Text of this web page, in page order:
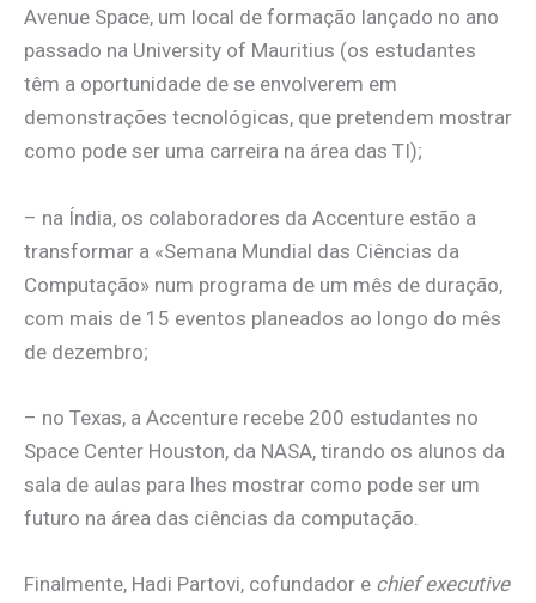
Avenue Space, um local de formação lançado no ano
passado na University of Mauritius (os estudantes
têm a oportunidade de se envolverem em
demonstrações tecnológicas, que pretendem mostrar
como pode ser uma carreira na área das TI);
– na Índia, os colaboradores da Accenture estão a
transformar a «Semana Mundial das Ciências da
Computação» num programa de um mês de duração,
com mais de 15 eventos planeados ao longo do mês
de dezembro;
– no Texas, a Accenture recebe 200 estudantes no
Space Center Houston, da NASA, tirando os alunos da
sala de aulas para lhes mostrar como pode ser um
futuro na área das ciências da computação.
Finalmente, Hadi Partovi, cofundador e chief executive